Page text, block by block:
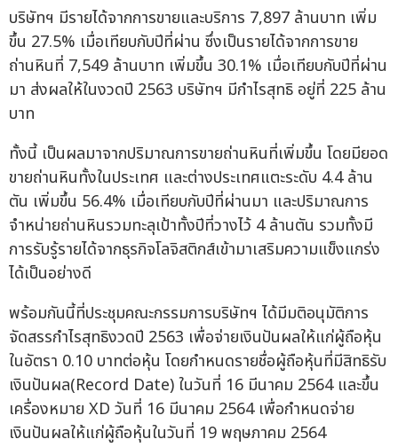
บริษัทฯ มีรายได้จากการขายและบริการ 7,897 ล้านบาท เพิ่ม
ขึ้น 27.5% เมื่อเทียบกับปีที่ผ่าน ซึ่งเป็นรายได้จากการขาย
ถ่านหินที่ 7,549 ล้านบาท เพิ่มขึ้น 30.1% เมื่อเทียบกับปีที่ผ่าน
มา ส่งผลให้ในงวดปี 2563 บริษัทฯ มีกำไรสุทธิ อยู่ที่ 225 ล้าน
บาท
ทั้งนี้ เป็นผลมาจากปริมาณการขายถ่านหินที่เพิ่มขึ้น โดยมียอด
ขายถ่านหินทั้งในประเทศ และต่างประเทศแตะระดับ 4.4 ล้าน
ตัน เพิ่มขึ้น 56.4% เมื่อเทียบกับปีที่ผ่านมา และปริมาณการ
จำหน่ายถ่านหินรวมทะลุเป้าทั้งปีที่วางไว้ 4 ล้านตัน รวมทั้งมี
การรับรู้รายได้จากธุรกิจโลจิสติกส์เข้ามาเสริมความแข็งแกร่ง
ได้เป็นอย่างดี
พร้อมกันนี้ที่ประชุมคณะกรรมการบริษัทฯ ได้มีมติอนุมัติการ
จัดสรรกำไรสุทธิงวดปี 2563 เพื่อจ่ายเงินปันผลให้แก่ผู้ถือหุ้น
ในอัตรา 0.10 บาทต่อหุ้น โดยกำหนดรายชื่อผู้ถือหุ้นที่มีสิทธิรับ
เงินปันผล(Record Date) ในวันที่ 16 มีนาคม 2564 และขึ้น
เครื่องหมาย XD วันที่ 16 มีนาคม 2564 เพื่อกำหนดจ่าย
เงินปันผลให้แก่ผู้ถือหุ้นในวันที่ 19 พฤษภาคม 2564